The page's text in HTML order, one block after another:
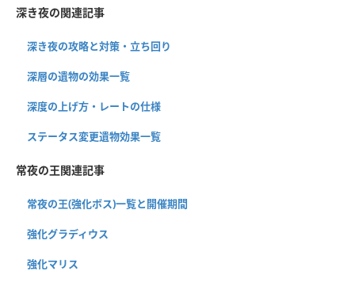
深き夜の関連記事
深き夜の攻略と対策・立ち回り
深層の遺物の効果一覧
深度の上げ方・レートの仕様
ステータス変更遺物効果一覧
常夜の王関連記事
常夜の王(強化ボス)一覧と開催期間
強化グラディウス
強化マリス